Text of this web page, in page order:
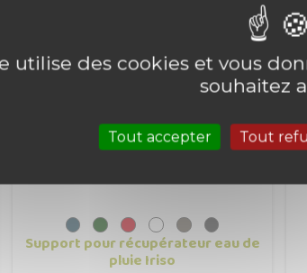
Support pour récupérateur eau de
pluie Iriso
utilise des cookies et vous
souhaitez
Tout accepter Tout